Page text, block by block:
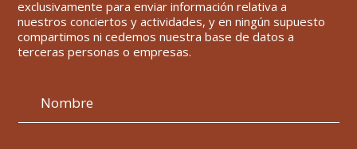
exclusivamente para enviar información relativa a
nuestros conciertos y actividades, y en ningún supuesto
compartimos ni cedemos nuestra base de datos a
terceras personas o empresas.